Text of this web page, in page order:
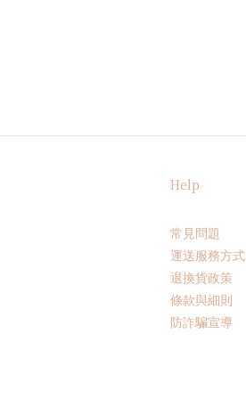
Help
常見問題
運送服務方式
退換貨政策
條款與細則
防詐騙宣導